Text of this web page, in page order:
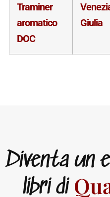
Traminer
aromatico
DOC
Giulia
Diventa un
libri di